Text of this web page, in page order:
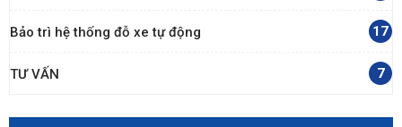
Bảo trì hệ thống đỗ xe tự động 17
TƯ VẤN 7